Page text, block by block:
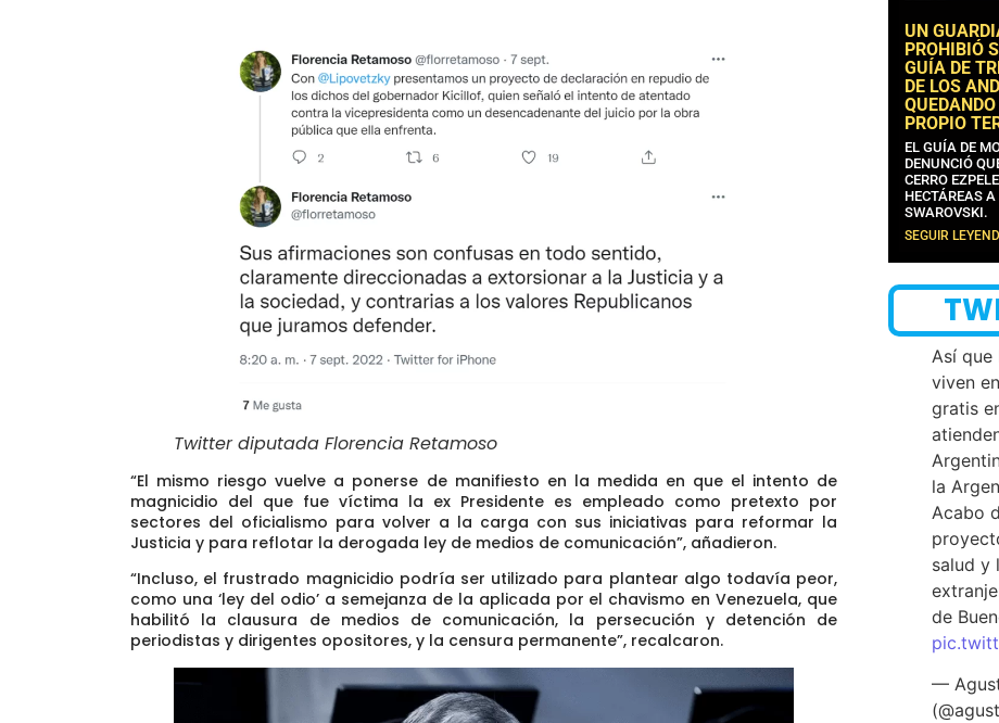
Twitter diputada Florencia Retamoso
“El mismo riesgo vuelve a ponerse de manifiesto en la medida en que el intento de
magnicidio del que fue víctima la ex Presidente es empleado como pretexto por
sectores del oficialismo para volver a la carga con sus iniciativas para reformar la
Justicia y para reflotar la derogada ley de medios de comunicación”, añadieron.
“Incluso, el frustrado magnicidio podría ser utilizado para plantear algo todavía peor,
como una ‘ley del odio’ a semejanza de la aplicada por el chavismo en Venezuela, que
habilitó la clausura de medios de comunicación, la persecución y detención de
periodistas y dirigentes opositores, y la censura permanente”, recalcaron.
UN
PROHIBIÓ
GUÍA DE
DE LOS
PROPIO
EL GUÍA DE
DENUNCIÓ
CERRO
HECTÁREAS
SWAROVSKI.
SEGUIR
Así que
viven
gratis
la
Acabo
salud y
de
—